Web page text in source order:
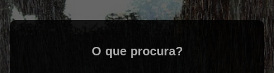
O que procura?